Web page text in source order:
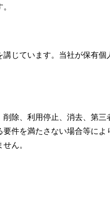
じています。当社が保有
除、利用停止、消去、第
件を満たさない場合等によ
ん。